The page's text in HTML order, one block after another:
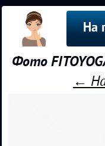
На
Фото
←